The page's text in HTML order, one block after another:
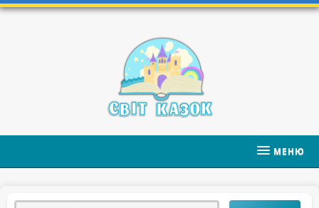
МЕНЮ